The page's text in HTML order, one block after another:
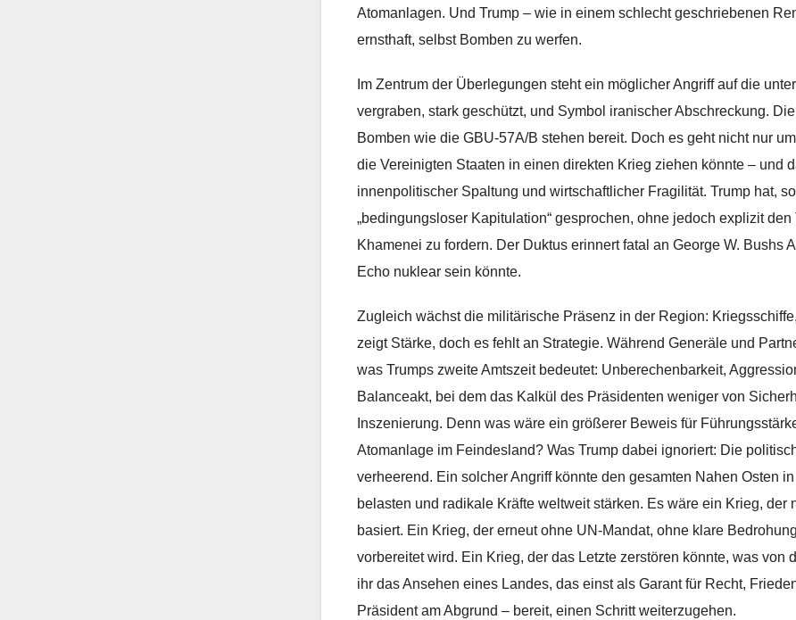
Atomanlagen. Und Trump – wie in einem schlecht geschriebenen
ernsthaft, selbst Bomben zu werfen.
Im Zentrum der Überlegungen steht ein möglicher Angriff auf die
vergraben, stark geschützt, und Symbol iranischer Abschreckung.
Bomben wie die GBU‑57A/B stehen bereit. Doch es geht nicht nur
die Vereinigten Staaten in einen direkten Krieg ziehen könnte – und
innenpolitischer Spaltung und wirtschaftlicher Fragilität. Trump hat,
„bedingungsloser Kapitulation“ gesprochen, ohne jedoch explizit
Khamenei zu fordern. Der Duktus erinnert fatal an George W. Bushs
Echo nuklear sein könnte.
Zugleich wächst die militärische Präsenz in der Region:
zeigt Stärke, doch es fehlt an Strategie. Während Generäle und
was Trumps zweite Amtszeit bedeutet: Unberechenbarkeit,
Balanceakt, bei dem das Kalkül des Präsidenten weniger von
Inszenierung. Denn was wäre ein größerer Beweis für
Atomanlage im Feindesland? Was Trump dabei ignoriert: Die
verheerend. Ein solcher Angriff könnte den gesamten Nahen Osten
belasten und radikale Kräfte weltweit stärken. Es wäre ein Krieg,
basiert. Ein Krieg, der erneut ohne UN-Mandat, ohne klare
vorbereitet wird. Ein Krieg, der das Letzte zerstören könnte, was
ihr das Ansehen eines Landes, das einst als Garant für Recht,
Präsident am Abgrund – bereit, einen Schritt weiterzugehen.